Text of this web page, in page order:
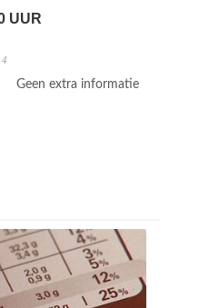
UUR
4
Geen extra informatie